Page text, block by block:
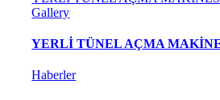
Gallery
YERLİ TÜNEL AÇMA
Haberler